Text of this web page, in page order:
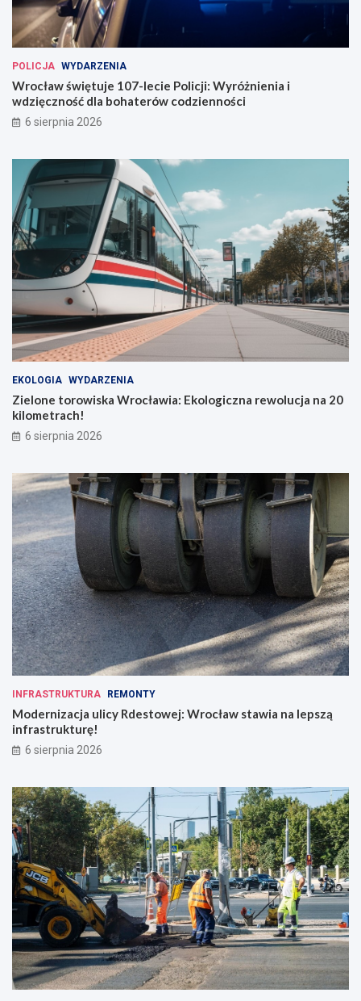
o
c
ł
w
i
u
POLICJA WYDARZENIA
Wrocław świętuje 107-lecie Policji: Wyróżnienia i
wdzięczność dla bohaterów codzienności
6 sierpnia 2026
EKOLOGIA WYDARZENIA
Zielone torowiska Wrocławia: Ekologiczna rewolucja na 20
kilometrach!
6 sierpnia 2026
INFRASTRUKTURA REMONTY
Modernizacja ulicy Rdestowej: Wrocław stawia na lepszą
infrastrukturę!
6 sierpnia 2026